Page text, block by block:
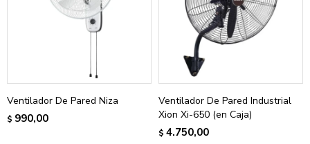
Ventilador De Pared Niza
$ 990,00
Ventilador De Pared Industrial
Xion Xi-650 (en Caja)
$ 4.750,00